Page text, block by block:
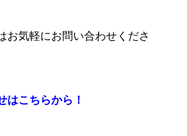
お気軽にお問い合わせくださ
はこちらから！